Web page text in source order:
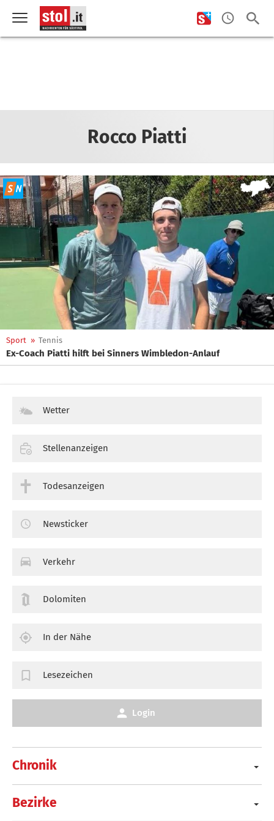
Rocco Piatti
Sport » Tennis
Ex-Coach Piatti hilft bei Sinners Wimbledon-Anlauf
Chronik
Bezirke
Wetter
Stellenanzeigen
Todesanzeigen
Newsticker
Verkehr
Dolomiten
In der Nähe
Lesezeichen
Login